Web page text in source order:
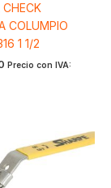
CHECK
COLUMPIO
1 1/2
Precio con IVA: